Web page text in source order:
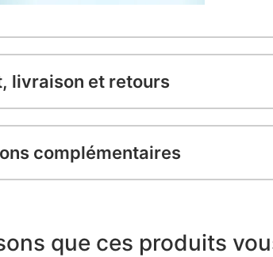
livraison et retours
complémentaires
que ces produits